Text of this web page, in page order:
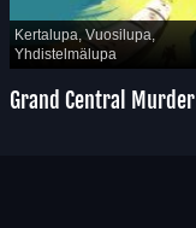
Kertalupa, Vuosilupa,
Yhdistelmälupa
Grand Central Murder